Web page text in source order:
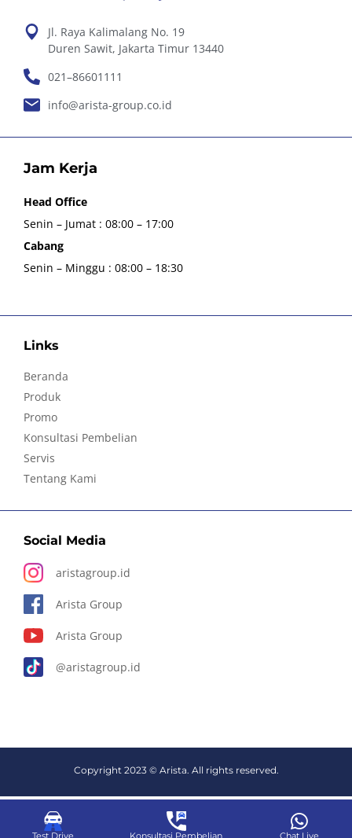
Jl. Raya Kalimalang No. 19
Duren Sawit, Jakarta Timur 13440
021–86601111
info@arista-group.co.id
Jam Kerja
Head Office
Senin – Jumat : 08:00 – 17:00
Cabang
Senin – Minggu : 08:00 – 18:30
Links
Beranda
Produk
Promo
Konsultasi Pembelian
Servis
Tentang Kami
Social Media
aristagroup.id
Arista Group
Arista Group
@aristagroup.id
Copyright 2023 © Arista. All rights reserved.
Test Drive Konsultasi Pembelian Chat Live